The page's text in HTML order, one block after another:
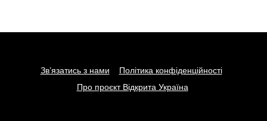
Зв’язатись з нами
Політика конфіденційності
Про проєкт Відкрита Україна